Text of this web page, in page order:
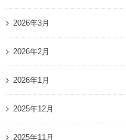
2026年3月
2026年2月
2026年1月
2025年12月
2025年11月